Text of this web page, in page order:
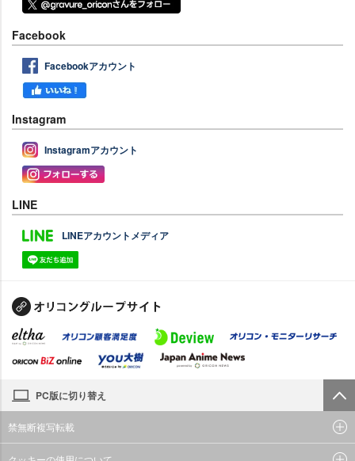
Facebook
Facebookアカウント
Instagram
Instagramアカウント
LINE
LINEアカウントメディア
PC版に切り替え
禁無断複写転載